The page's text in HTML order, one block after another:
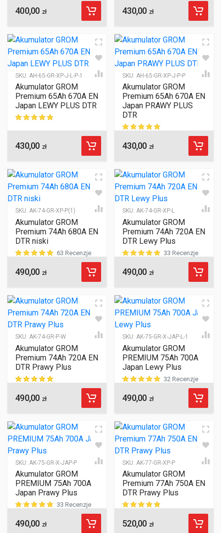
ocen klientów
400,00 zł ocen klientów
430,00 zł
SKU: AH-65-GR-XP-J-L-P-1
Akumulator GROM
Premium 65Ah 670A EN
Japan LEWY PLUS DTR
430,00 zł
SKU: AH-65-GR-XP-J-P-P
Akumulator GROM
Premium 65Ah 670A EN
Japan PRAWY PLUS
DTR
ocen klientów
430,00 zł
SKU: AK-74-GR-XP-P(1)
Akumulator GROM
Premium 74Ah 680A EN
DTR niski
ocen klientów
63 Recenzje
490,00 zł
SKU: AK-74-GR-XP-L
Akumulator GROM
Premium 74Ah 720A EN
DTR Lewy Plus
ocen klientów
33 Recenzje
490,00 zł
SKU: AK-74-GR-P-W
Akumulator GROM
Premium 74Ah 720A EN
DTR Prawy Plus
ocen klientów
490,00 zł
SKU: AK-75-GR-X-JAP-L-1
Akumulator GROM
PREMIUM 75Ah 700A
Japan Lewy Plus
ocen klientów
32 Recenzje
490,00 zł
SKU: AK-75-GR-X-JAP-P
Akumulator GROM
PREMIUM 75Ah 700A
Japan Prawy Plus
ocen klientów
33 Recenzje
490,00 zł
SKU: AK-77-GR-XP-P
Akumulator GROM
Premium 77Ah 750A EN
DTR Prawy Plus
ocen klientów
520,00 zł